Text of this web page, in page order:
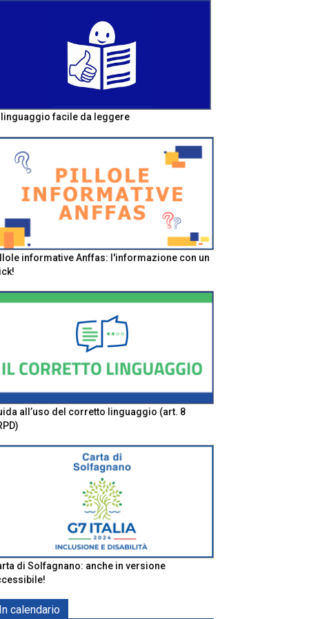
linguaggio facile da leggere
informative Anffas: l'informazione con un
all’uso del corretto linguaggio (art. 8
di Solfagnano: anche in versione
In calendario